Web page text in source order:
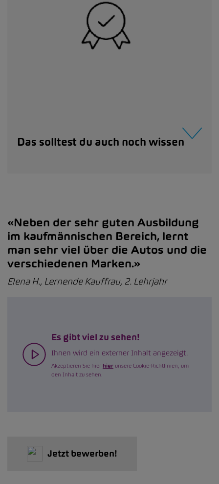
Das solltest du auch noch wissen
«Neben der sehr guten Ausbildung
im kaufmännischen Bereich, lernt
man sehr viel über die Autos und die
verschiedenen Marken.»
Elena H., Lernende Kauffrau, 2. Lehrjahr
Es gibt viel zu sehen!
Ihnen wird ein externer Inhalt angezeigt.
Akzeptieren Sie hier hier unsere Cookie-Richtlinien, um
den Inhalt zu sehen.
Jetzt bewerben!